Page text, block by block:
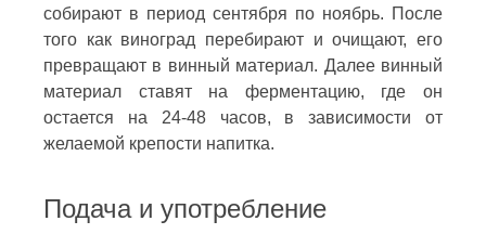
собирают в период сентября по ноябрь. После
того как виноград перебирают и очищают, его
превращают в винный материал. Далее винный
материал ставят на ферментацию, где он
остается на 24-48 часов, в зависимости от
желаемой крепости напитка.
Подача и употребление